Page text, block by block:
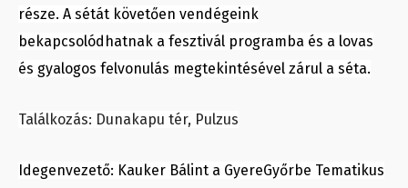
része. A sétát követően vendégeink
bekapcsolódhatnak a fesztivál programba és a lovas
és gyalogos felvonulás megtekintésével zárul a séta.
Találkozás: Dunakapu tér, Pulzus
Idegenvezető: Kauker Bálint a GyereGyőrbe Tematikus